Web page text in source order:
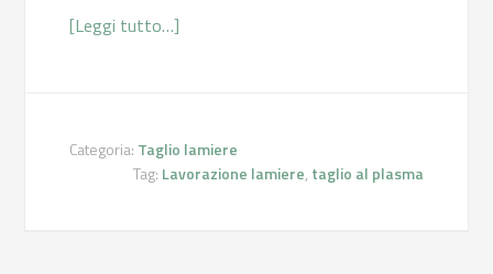
[Leggi tutto…]
Categoria: Taglio lamiere
Tag: Lavorazione lamiere, taglio al plasma